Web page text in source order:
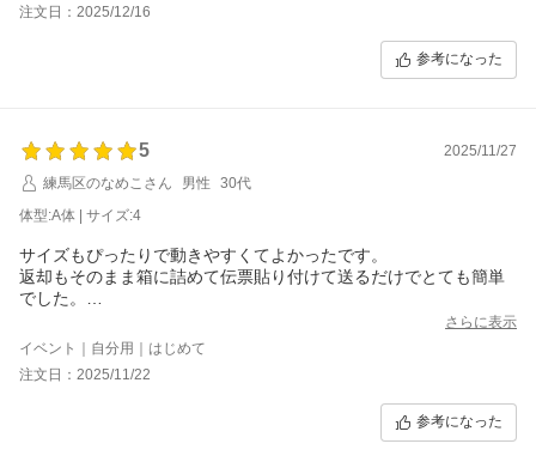
注文日：2025/12/16
参考になった
5
2025/11/27
練馬区のなめこさん
男性
30代
体型:A体 | サイズ:4
サイズもぴったりで動きやすくてよかったです。
返却もそのまま箱に詰めて伝票貼り付けて送るだけでとても簡単
でした。
今後の人生で礼服は買わなくていいんだ！と思って感動しまし
た！
さらに表示
イベント｜自分用｜はじめて
注文日：2025/11/22
参考になった